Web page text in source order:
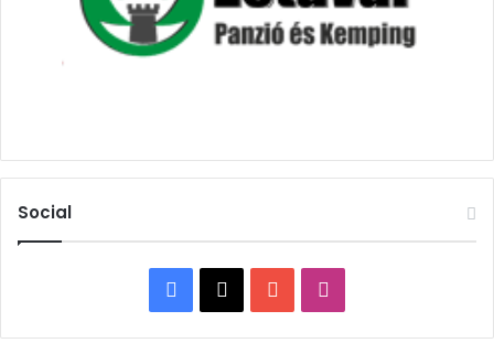
Social
Facebook
X YouTube